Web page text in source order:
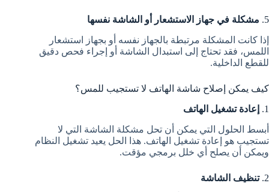
5. مشكلة في جهاز الاستشعار أو الشاشة نفسها
إذا كانت المشكلة مرتبطة بالجهاز نفسه أو بجهاز استشعار
اللمس، فقد تحتاج إلى استبدال الشاشة أو إجراء فحص دقيق
للقطع الداخلية.
كيف يمكن إصلاح شاشة الهاتف لا تستجيب للمس؟
1.
إعادة تشغيل الهاتف
أبسط الحلول التي يمكن أن تحل مشكلة الشاشة التي لا
تستجيب هو إعادة تشغيل الهاتف. هذا الحل يعيد تشغيل النظام
ويمكن أن يصلح أي خلل برمجي مؤقت.
2. تنظيف الشاشة